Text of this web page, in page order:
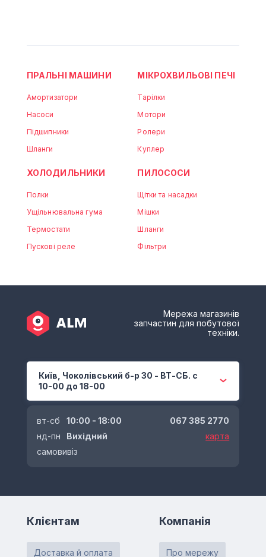
ПРАЛЬНІ МАШИНИ
Амортизатори
Насоси
Підшипники
Шланги
МІКРОХВИЛЬОВІ ПЕЧІ
Тарілки
Мотори
Ролери
Куплер
ХОЛОДИЛЬНИКИ
Полки
Ущільнювальна гума
Термостати
Пускові реле
ПИЛОСОСИ
Щітки та насадки
Мішки
Шланги
Фільтри
Мережа магазинів
запчастин для побутової
техніки.
Київ, Чоколівський б-р 30 - ВТ-СБ. с
10-00 до 18-00
вт-сб
10:00 - 18:00
нд-пн
Вихідний
самовивіз
067 385 2770
карта
Клієнтам
Доставка й оплата
Компанія
Про мережу